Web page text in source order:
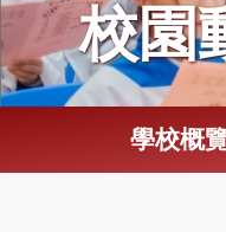
校園
學校概